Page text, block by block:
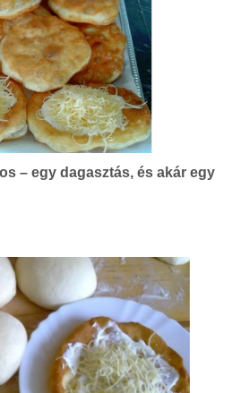
– egy dagasztás, és akár egy